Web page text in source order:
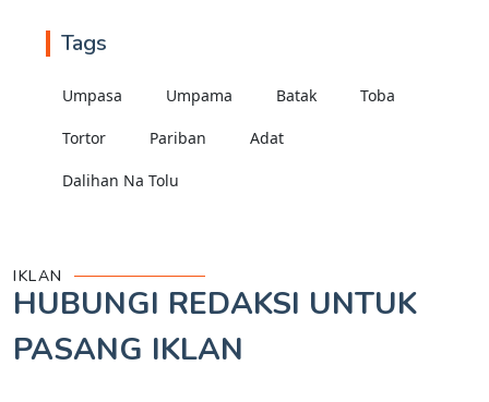
Tags
Umpasa Umpama Batak Toba
Tortor Pariban Adat
Dalihan Na Tolu
IKLAN
HUBUNGI REDAKSI UNTUK
PASANG IKLAN